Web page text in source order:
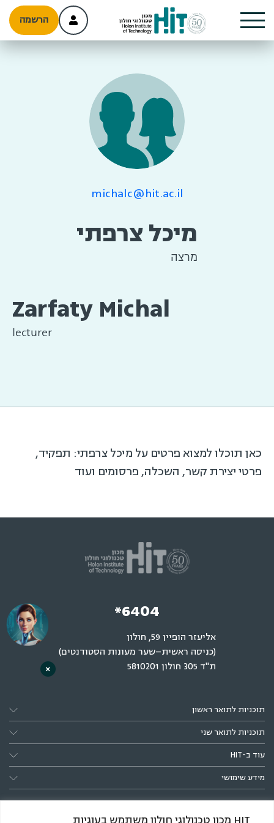
הרשמה
michalc@hit.ac.il
מיכל צרפתי
מרצה
Zarfaty Michal
lecturer
כאן תוכלו למצוא פרטים על מיכל צרפתי: תפקיד,
פרטי יצירת קשר, השכלה, פרסומים ועוד
*6404
אליעזר הופיין 59, חולון
(כניסה ראשית–שער מעונות הסטודנטים)
ת"ד 305 חולון 5810201
תוכניות לתואר ראשון
תוכניות לתואר שני
עוד ב-HIT
מידע שימושי
×